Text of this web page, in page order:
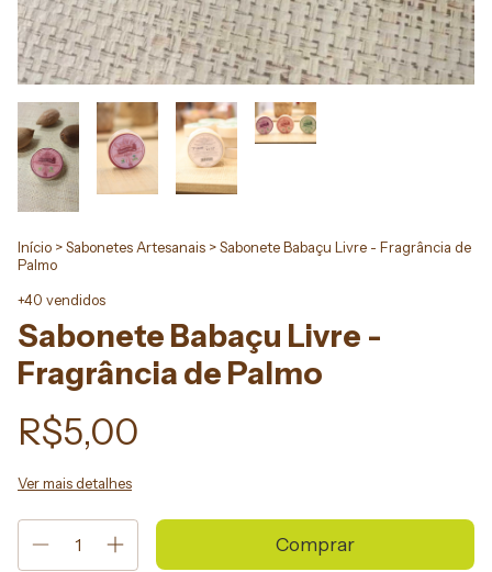
Início >Sabonetes Artesanais >Sabonete Babaçu Livre - Fragrância de
Palmo
+40 vendidos
Sabonete Babaçu Livre -
Fragrância de Palmo
R$5,00
Ver mais detalhes